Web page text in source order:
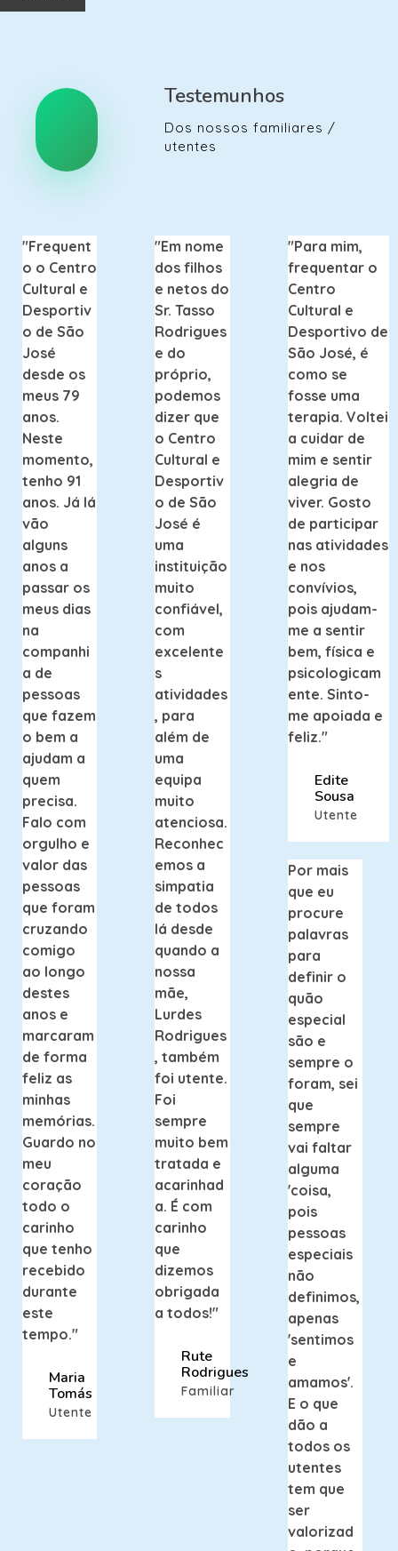
Testemunhos
Dos nossos familiares /
utentes
"Frequent
o o Centro
Cultural e
Desportiv
o de São
José
desde os
meus 79
anos.
Neste
momento,
tenho 91
anos. Já lá
vão
alguns
anos a
passar os
meus dias
na
companhi
a de
pessoas
que fazem
o bem a
ajudam a
quem
precisa.
Falo com
orgulho e
valor das
pessoas
que foram
cruzando
comigo
ao longo
destes
anos e
marcaram
de forma
feliz as
minhas
memórias.
Guardo no
meu
coração
todo o
carinho
que tenho
recebido
durante
este
tempo."
Maria
Tomás
Utente
"Em nome
dos filhos
e netos do
Sr. Tasso
Rodrigues
e do
próprio,
podemos
dizer que
o Centro
Cultural e
Desportiv
o de São
José é
uma
instituição
muito
confiável,
com
excelente
s
atividades
, para
além de
uma
equipa
muito
atenciosa.
Reconhec
emos a
simpatia
de todos
lá desde
quando a
nossa
mãe,
Lurdes
Rodrigues
, também
foi utente.
Foi
sempre
muito bem
tratada e
acarinhad
a. É com
carinho
que
dizemos
obrigada
a todos!"
Rute
Rodrigues
Familiar
"Para mim,
frequentar o
Centro
Cultural e
Desportivo de
São José, é
como se
fosse uma
terapia. Voltei
a cuidar de
mim e sentir
alegria de
viver. Gosto
de participar
nas atividades
e nos
convívios,
pois ajudam-
me a sentir
bem, física e
psicologicam
ente. Sinto-
me apoiada e
feliz."
Edite
Sousa
Utente
Por mais
que eu
procure
palavras
para
definir o
quão
especial
são e
sempre o
foram, sei
que
sempre
vai faltar
alguma
'coisa,
pois
pessoas
especiais
não
definimos,
apenas
'sentimos
e
amamos'.
E o que
dão a
todos os
utentes
tem que
ser
valorizad